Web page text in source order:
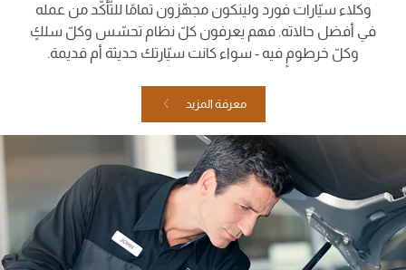
وكلاء سيّارات فورد ولينكون مجهّزون تمامًا للتّأكّد من عمله
في أفضل حالاته. فهم يعرفون كلّ نظام تحسّس وكلّ سلكٍ
وكلّ خرطومٍ فيه - سواء كانت سيّارتك حديثة أم قديمة.
معرفة المزيد